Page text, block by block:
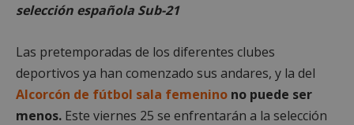
selección española Sub-21
Las pretemporadas de los diferentes clubes
deportivos ya han comenzado sus andares, y la del
Alcorcón de fútbol sala femenino no puede ser
menos. Este viernes 25 se enfrentarán a la selección